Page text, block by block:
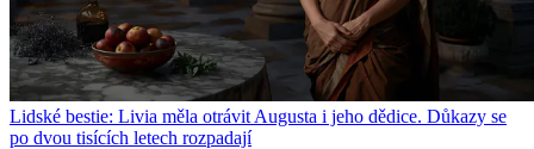
Lidské bestie: Livia měla otrávit Augusta i jeho dědice. Důkazy se
po dvou tisících letech rozpadají